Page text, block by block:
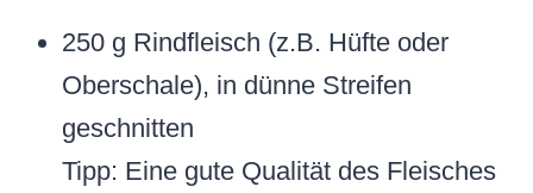
250 g Rindfleisch (z.B. Hüfte oder
Oberschale), in dünne Streifen
geschnitten
Tipp: Eine gute Qualität des Fleisches